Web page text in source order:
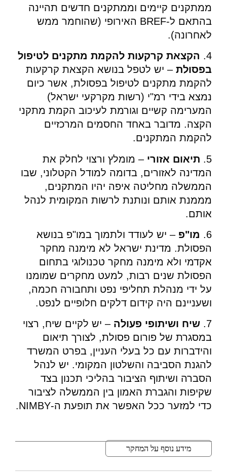
ממתקנים קיימים וממתקנים חדשים תהיינה
בהתאם ל-BREF האירופי (שהוחמר ממש
לאחרונה).
4.
הקצאת קרקעות להקמת מתקנים לטיפול
בפסולת – יש לטפל בנושא הקצאת קרקעות
להקמת מתקנים לטיפול בפסולת, אשר כיום
נמצא בידי רמ"י (רשות מקרקעי ישראל)
המערימה קשיים וגורמת לעיכוב הקמת מתקני
הקצה. מדובר באחד החסמים המרכזיים
להקמת המתקנים.
5.
תיאום אזורי – מומלץ ורצוי לחלק את
המדינה לאזורים, בדומה למודל הקטלוני, שבו
הממשלה מחליטה איפה יהיו המתקנים,
מממנת אותם ונותנת לרשות המקומית לנהל
אותם.
6.
מו"פ – יש לעודד ולתמוך במו"פ בנושא
הפסולת. מדינת ישראל לא מימנה מחקר
אקדמי ולא מימנה מחקר טכנולוגי בתחום
הפסולת שנים רבות, למעט מחקרים שמומנו
על ידי מנהלת תחליפי נפט ותחבורה חכמה,
ושעניינם היה קידום דלקים חלופיים לנפט.
7. שיח ושיתופי פעולה – יש לקיים שיח, רצוי
במסגרת של פורום פסולת, לצורך תיאום
והידברות עם כל בעלי העניין, בפרט המשרד
להגנת הסביבה והשלטון המקומי. יש לנהל
הסברה ושיתוף הציבור בהליכי תכנון בצד
שקיפות והגברת האמון בין הממשלה לציבור
כדי למזער ככל האפשר את תופעת ה-NIMBY.
מידע נוסף על המחקר